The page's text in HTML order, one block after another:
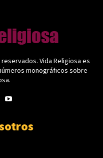
Vida Religiosa es
monográficos sobre